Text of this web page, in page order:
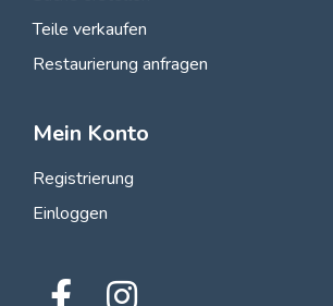
Teile verkaufen
Restaurierung anfragen
Mein Konto
Registrierung
Einloggen